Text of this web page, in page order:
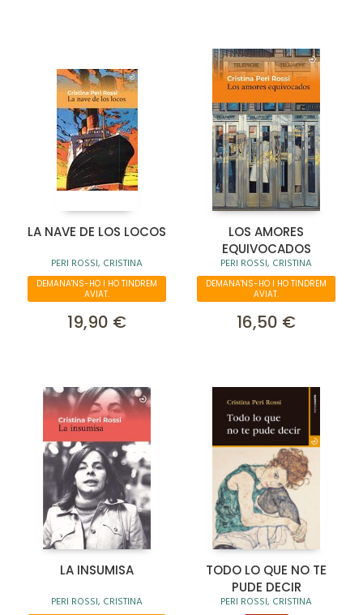
LA NAVE DE LOS LOCOS
PERI ROSSI, CRISTINA
DEMANA'NS-HO I HO TINDREM
AVIAT.
19,90 €
LOS AMORES
EQUIVOCADOS
PERI ROSSI, CRISTINA
DEMANA'NS-HO I HO TINDREM
AVIAT.
16,50 €
LA INSUMISA
PERI ROSSI, CRISTINA
TODO LO QUE NO TE
PUDE DECIR
PERI ROSSI, CRISTINA